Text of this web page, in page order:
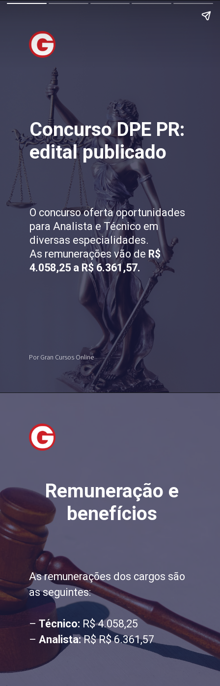
Concurso DPE PR:
edital publicado
O concurso oferta oportunidades
para Analista e Técnico em
diversas especialidades.
As remunerações vão de R$
4.058,25 a R$ 6.361,57.
Por Gran Cursos Online
Remuneração e
benefícios
As remunerações dos cargos são
as seguintes:
–Técnico: R$ 4.058,25
– Analista:R$ R$ 6.361,57